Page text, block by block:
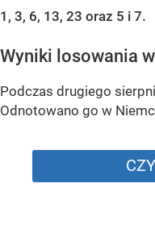
1, 3, 6, 13, 23 oraz 5 i 7.
Wyniki losowania
Podczas drugiego
Odnotowano go w